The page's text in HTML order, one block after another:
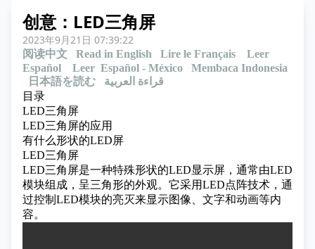
创意：LED三角屏
2023年9月21日 07:39:22
阅读中文 Read in English Lire le Français
Leer
Español
Leer Español - México
Membaca Indonesia
日本語を読む
قراءة العربية
目录
LED三角屏
LED三角屏的应用
有什么形状的LED屏
LED三角屏
LED三角屏是一种特殊形状的LED显示屏，通常由LED
模块组成，呈三角形的外观。它采用LED点阵技术，通
过控制LED模块的亮灭来显示图像、文字和动画等内
容。